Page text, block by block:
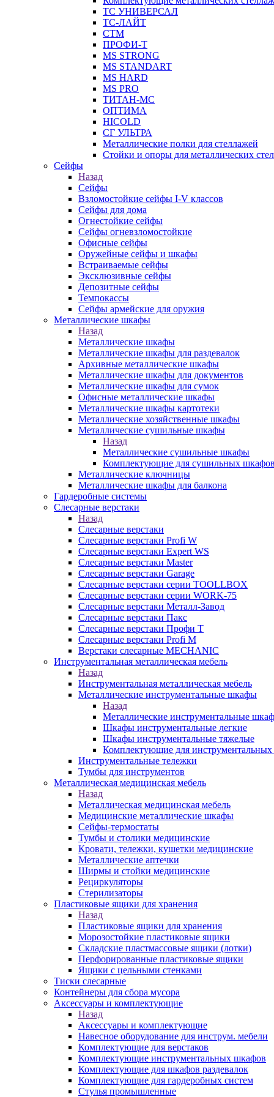
ТС УНИВЕРСАЛ
ТС-ЛАЙТ
СТМ
ПРОФИ-Т
MS STRONG
MS STANDART
MS HARD
MS PRO
ТИТАН-МС
ОПТИМА
HICOLD
СГ УЛЬТРА
Металлические полки для стеллажей
Стойки и опоры для металлических
Сейфы
Назад
Сейфы
Взломостойкие сейфы I-V классов
Сейфы для дома
Огнестойкие сейфы
Сейфы огневзломостойкие
Офисные сейфы
Оружейные сейфы и шкафы
Встраиваемые сейфы
Эксклюзивные сейфы
Депозитные сейфы
Темпокассы
Сейфы армейские для оружия
Металлические шкафы
Назад
Металлические шкафы
Металлические шкафы для раздевалок
Архивные металлические шкафы
Металлические шкафы для документов
Металлические шкафы для сумок
Офисные металлические шкафы
Металлические шкафы картотеки
Металлические хозяйственные шкафы
Металлические сушильные шкафы
Назад
Металлические сушильные шкафы
Комплектующие для сушильных шкафов
Металлические ключницы
Металлические шкафы для балкона
Гардеробные системы
Слесарные верстаки
Назад
Слесарные верстаки
Слесарные верстаки Profi W
Слесарные верстаки Expert WS
Слесарные верстаки Master
Слесарные верстаки Garage
Слесарные верстаки серии TOOLLBOX
Слесарные верстаки серии WORK-75
Слесарные верстаки Металл-Завод
Слесарные верстаки Пакс
Слесарные верстаки Профи Т
Слесарные верстаки Profi M
Верстаки слесарные MECHANIC
Инструментальная металлическая мебель
Назад
Инструментальная металлическая мебель
Металлические инструментальные шкафы
Назад
Металлические инструментальные
Шкафы инструментальные легкие
Шкафы инструментальные тяжелые
Комплектующие для
Инструментальные тележки
Тумбы для инструментов
Металлическая медицинская мебель
Назад
Металлическая медицинская мебель
Медицинские металлические шкафы
Сейфы-термостаты
Тумбы и столики медицинские
Кровати, тележки, кушетки медицинские
Металлические аптечки
Ширмы и стойки медицинские
Рециркуляторы
Стерилизаторы
Пластиковые ящики для хранения
Назад
Пластиковые ящики для хранения
Морозостойкие пластиковые ящики
Складские пластмассовые ящики (лотки)
Перфорированные пластиковые ящики
Ящики с цельными стенками
Тиски слесарные
Контейнеры для сбора мусора
Аксессуары и комплектующие
Назад
Аксессуары и комплектующие
Навесное оборудование для инструм. мебели
Комплектующие для верстаков
Комплектующие инструментальных шкафов
Комплектующие для шкафов раздевалок
Комплектующие для гардеробных систем
Стулья промышленные